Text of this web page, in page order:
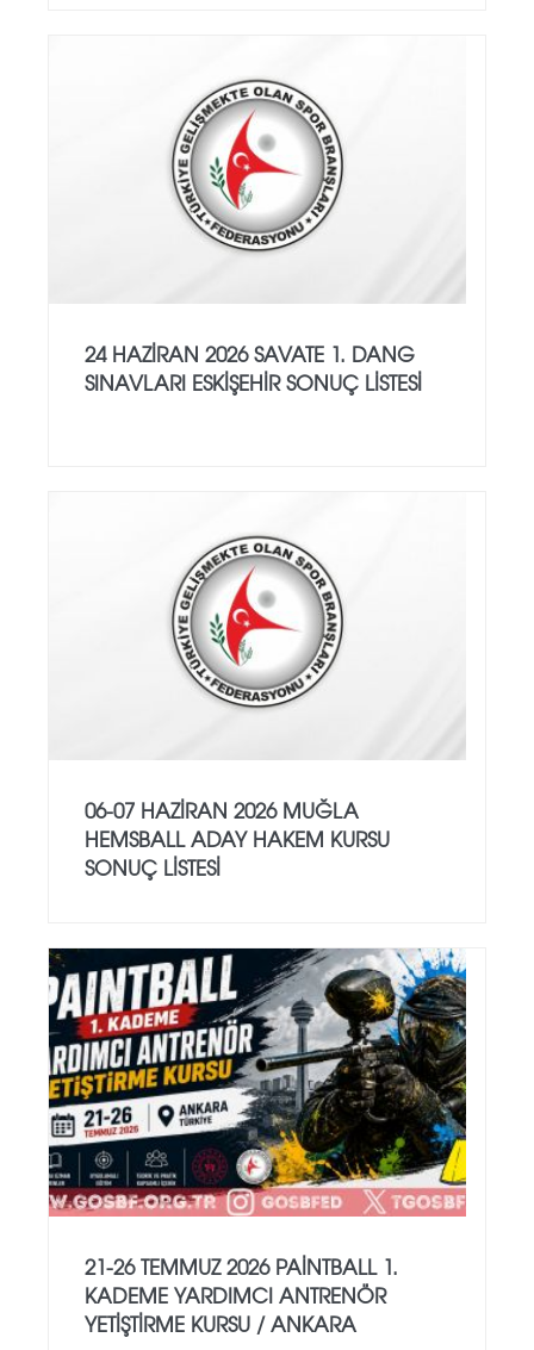
24 HAZİRAN 2026 SAVATE 1. DANG
SINAVLARI ESKİŞEHİR SONUÇ LİSTESİ
06-07 HAZİRAN 2026 MUĞLA
HEMSBALL ADAY HAKEM KURSU
SONUÇ LİSTESİ
21-26 TEMMUZ 2026 PAİNTBALL 1.
KADEME YARDIMCI ANTRENÖR
YETİŞTİRME KURSU / ANKARA